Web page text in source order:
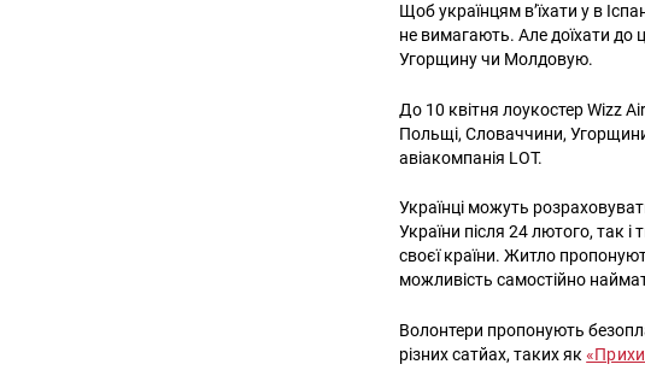
Щоб українцям в’їхати у в
не вимагають. Але доїхати до
Угорщину чи Молдовую.
До 10 квітня лоукостер Wizz
Польщі, Словаччини,
авіакомпанія LOT.
Українці можуть
України після 24 лютого, так і
своєї країни. Житло
можливість самостійно
Волонтери пропонують
різних сатйах, таких як